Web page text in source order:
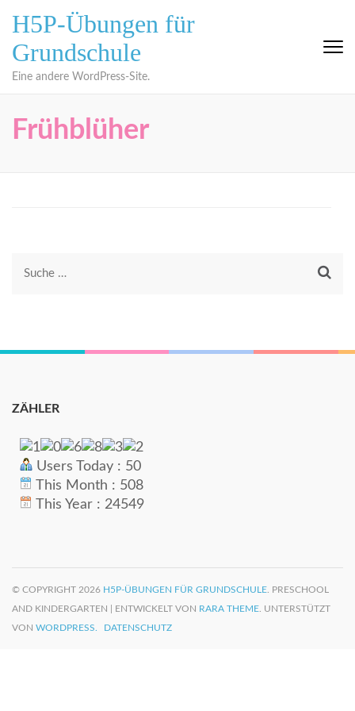
Inhalt
springen
(Eingabetaste
drücken)
H5P-Übungen für
Grundschule
Eine andere WordPress-Site.
Frühblüher
Suche
ZÄHLER
Users Today : 50
This Month : 508
This Year : 24549
© COPYRIGHT 2026 H5P-ÜBUNGEN FÜR GRUNDSCHULE . PRESCHOOL
AND KINDERGARTEN | ENTWICKELT VON RARA THEME . UNTERSTÜTZT
VON WORDPRESS. DATENSCHUTZ